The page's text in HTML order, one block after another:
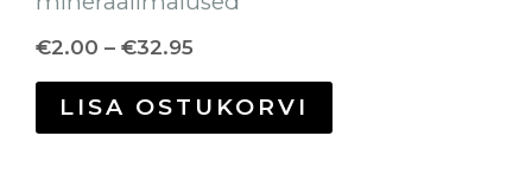
€2.00 – €32.95
LISA OSTUKORVI